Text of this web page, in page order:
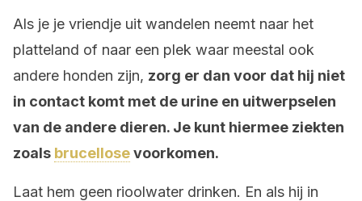
Als je je vriendje uit wandelen neemt naar het
platteland of naar een plek waar meestal ook
andere honden zijn, zorg er dan voor dat hij niet
in contact komt met de urine en uitwerpselen
van de andere dieren. Je kunt hiermee ziekten
zoals brucellosevoorkomen.
Laat hem geen rioolwater drinken. En als hij in